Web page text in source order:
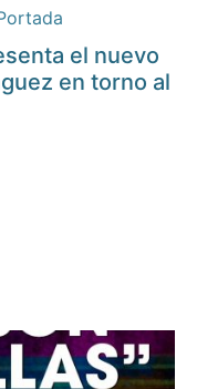
el nuevo
en torno al